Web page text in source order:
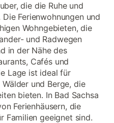
die die Ruhe und
Ferienwohnungen und
Wohngebieten, die
und Radwegen
in der Nähe des
Cafés und
Lage ist ideal für
und Berge, die
bieten. In Bad Sachsa
Ferienhäusern, die
Familien geeignet sind.